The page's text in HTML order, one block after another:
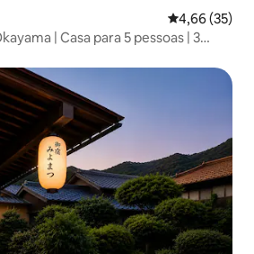
4,66 de uma
4,66 (35)
| Casa para 5 pessoas | 3